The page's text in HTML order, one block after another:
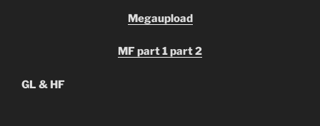
Megaupload
MF part 1part 2
GL & HF